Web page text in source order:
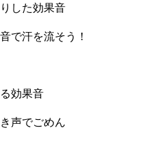
した効果音
で汗を流そう！
効果音
声でごめん